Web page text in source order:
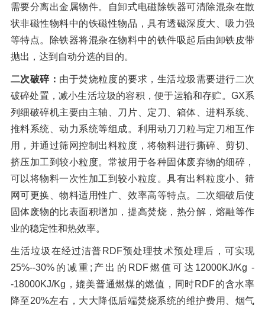
需要分离出金属物件。自卸式电磁除铁器可清除混杂在散
状非磁性物料中的铁磁性物品，具有透磁深度大、吸力强
等特点。除铁器将混杂在物料中的铁件吸起后由卸铁皮带
抛出，达到自动分选的目的。
二次破碎： 由于焚烧粒度的要求，生活垃圾需要进行二次
破碎处置，减小生活垃圾的容积，便于运输和存贮。GX系
列细破碎机主要由主轴、刀片、定刀、箱体、进料系统、
推料系统、动力系统等组成。利用动刀刀粒与定刀相互作
用，并通过筛网控制出料粒度，将物料进行撕碎、剪切、
挤压加工到较小粒度。常被用于各种固体废弃物的细碎，
可以将物料一次性加工到较小粒度。具有出料粒度小、筛
网可更换、物料适用性广、效率高等特点。二次细破后使
固体废物的比表面积增加，提高焚烧，热分解，熔融等作
业的稳定性和热效率。
生活垃圾在经过洁普RDF预处理技术预处理后，可实现
25%--30%的减重;产出的RDF燃值可达12000KJ/Kg -
-18000KJ/Kg，媲美普通燃煤的燃值，同时RDF的含水率
降至20%左右，大大降低后端焚烧系统的维护费用、烟气